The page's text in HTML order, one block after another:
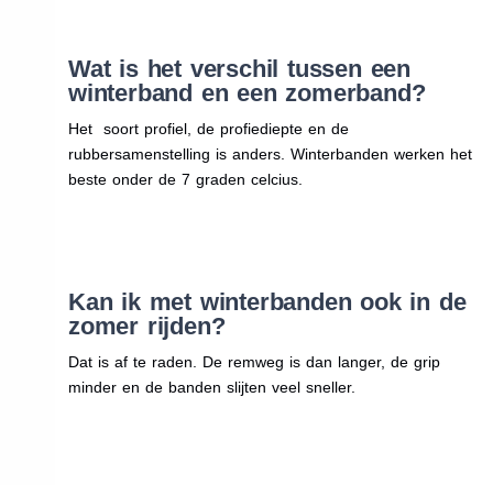
Wat is het verschil tussen een
winterband en een zomerband?
Het soort profiel, de profiediepte en de
rubbersamenstelling is anders. Winterbanden werken het
beste onder de 7 graden celcius.
Kan ik met winterbanden ook in de
zomer rijden?
Dat is af te raden. De remweg is dan langer, de grip
minder en de banden slijten veel sneller.